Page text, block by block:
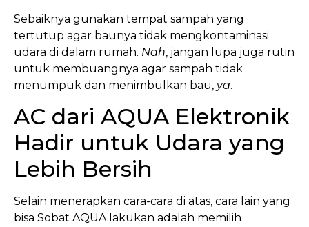
Sebaiknya gunakan tempat sampah yang
tertutup agar baunya tidak mengkontaminasi
udara di dalam rumah. Nah, jangan lupa juga rutin
untuk membuangnya agar sampah tidak
menumpuk dan menimbulkan bau, ya.
AC dari AQUA Elektronik
Hadir untuk Udara yang
Lebih Bersih
Selain menerapkan cara-cara di atas, cara lain yang
bisa Sobat AQUA lakukan adalah memilih